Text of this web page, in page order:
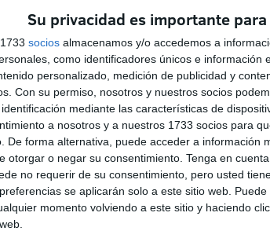
Su privacidad es importante
socios almacenamos y/o accedemos a
como identificadores únicos e información
personalizado, medición de publicidad y
Con su permiso, nosotros y nuestros socios
mediante las características de
a nosotros y a nuestros 1733 socios para
De forma alternativa, puede acceder a información
otorgar o negar su consentimiento. Tenga en
no requerir de su consentimiento, pero usted
se aplicarán solo a este sitio web.
momento volviendo a este sitio y haciendo
en funciones en el lado marroquí y el
la recepción de cualquier herido.